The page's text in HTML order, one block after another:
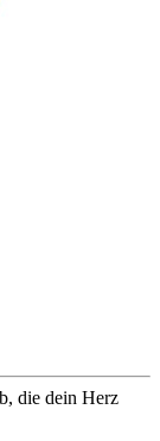
die dein Herz